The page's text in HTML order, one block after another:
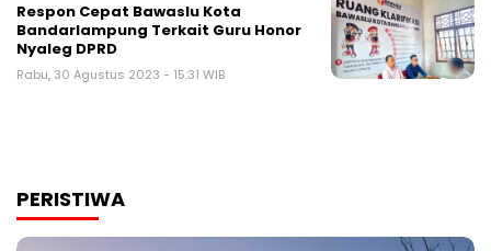
Respon Cepat Bawaslu Kota
Bandarlampung Terkait Guru Honor
Nyaleg DPRD
Rabu, 30 Agustus 2023 - 15:31 WIB
PERISTIWA